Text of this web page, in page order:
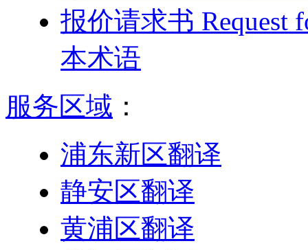
报价请求书 Request
本术语
服务区域 ：
浦东新区翻译
静安区翻译
黄浦区翻译